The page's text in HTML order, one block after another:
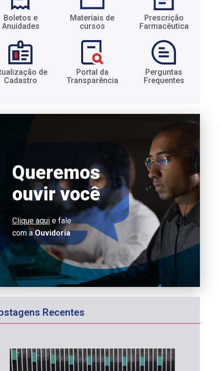
Boletos e
Anuidades​
Materiais de
cursos​
Prescrição
Farmacêutica​
de
Cadastro​
Portal da
Transparência​
Perguntas
Frequentes​
Queremos
ouvir você
Clique aquie fale
com aOuvidoria
Recentes